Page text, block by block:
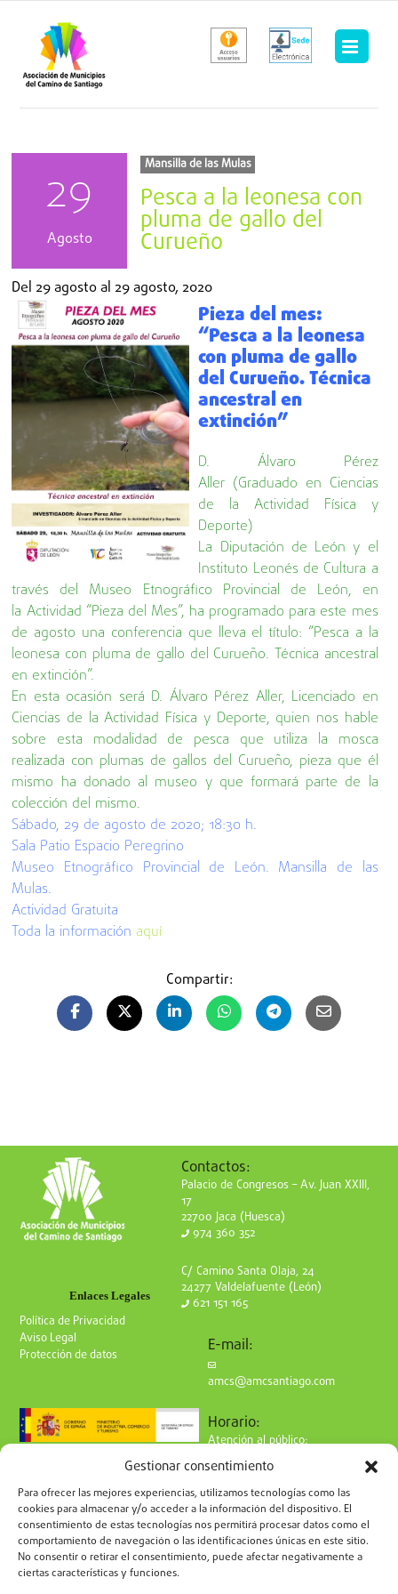
Gestionar consentimiento
Para ofrecer las mejores experiencias, utilizamos tecnologías como las
cookies para almacenar y/o acceder a la información del dispositivo. El
consentimiento de estas tecnologías nos permitirá procesar datos como el
comportamiento de navegación o las identificaciones únicas en este sitio.
No consentir o retirar el consentimiento, puede afectar negativamente a
ciertas características y funciones.
contenido
29
Agosto
Mansilla de las Mulas
Pesca a la leonesa con
pluma de gallo del
Curueño
Del29 agosto al29 agosto, 2020
Pieza del mes:
“Pesca a la leonesa
con pluma de gallo
del Curueño. Técnica
ancestral en
extinción”
D. Álvaro Pérez
Aller (Graduado en Ciencias
de la Actividad Física y
Deporte)
La Diputación de León y el
Instituto Leonés de Cultura a
través del Museo Etnográfico Provincial de León, en
la Actividad “Pieza del Mes”, ha programado para este mes
de agosto una conferencia que lleva el título: “Pesca a la
leonesa con pluma de gallo del Curueño. Técnica ancestral
en extinción”.
En esta ocasión será D. Álvaro Pérez Aller, Licenciado en
Ciencias de la Actividad Física y Deporte, quien nos hable
sobre esta modalidad de pesca que utiliza la mosca
realizada con plumas de gallos del Curueño, pieza que él
mismo ha donado al museo y que formará parte de la
colección del mismo.
Sábado, 29 de agosto de 2020;18:30 h.
Sala Patio Espacio Peregrino
Museo Etnográfico Provincial de León. Mansilla de las
Mulas.
Actividad Gratuita
Toda la información aquí
Compartir:
Enlaces Legales
Política de Privacidad
Aviso Legal
Protección de datos
Contactos:
Palacio de Congresos – Av. Juan XXIII,
17
22700 Jaca (Huesca)
974 360 352
C/ Camino Santa Olaja, 24
24277 Valdelafuente (León)
621 151 165
E-mail:
amcs@amcsantiago.com
Horario:
Atención al público:
de Lunes a Viernes
de 9 a 15h
Síguenos en redes:
Suscríbete a nuestro boletín